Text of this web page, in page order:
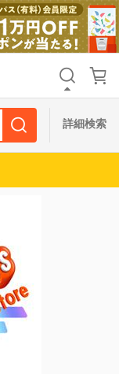
詳細検索
UPセレクトのみ
キャンペーン